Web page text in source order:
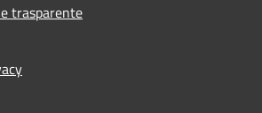
trasparente